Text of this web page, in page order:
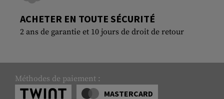
ACHETER EN TOUTE SÉCURITÉ
2 ans de garantie et 10 jours de droit de retour
Méthodes de paiement :
MASTERCARD